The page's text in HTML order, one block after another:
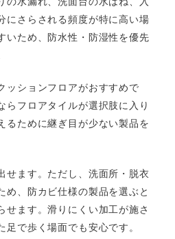
にさらされる頻度が特に高い場
いため、防水性・防湿性を優先
ッションフロアがおすすめで
らフロアタイルが選択肢に入り
るために継ぎ目が少ない製品を
せます。ただし、洗面所・脱衣
め、防カビ仕様の製品を選ぶと
せます。滑りにくい加工が施さ
で歩く場面でも安心です。